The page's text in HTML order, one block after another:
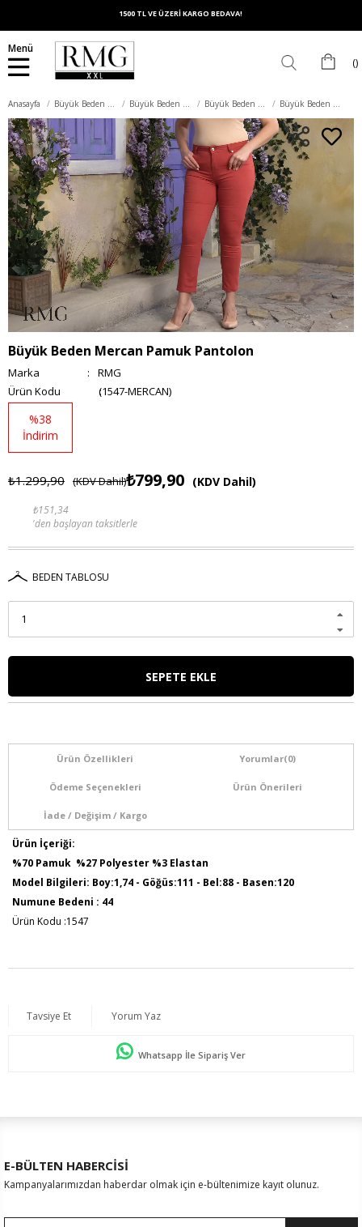
1500 TL VE ÜZERİ KARGO BEDAVA!
Menü
Anasayfa Büyük Beden Alt Giyim Büyük Beden Pantolon Büyük Beden Pamuk Pantolon Büyük Beden Mercan Pamuk Pantolon
Büyük Beden Mercan Pamuk Pantolon
Marka :
RMG
(1547-MERCAN)
%38
İndirim
₺1.299,90 (KDV Dahil)₺799,90 (KDV Dahil)
₺151,34
'den başlayan taksitlerle
BEDEN TABLOSU
Ürün Özellikleri Yorumlar(0)
Ödeme Seçenekleri Ürün Önerileri
İade / Değişim / Kargo
Ürün İçeriği:
%70 Pamuk %27 Polyester %3 Elastan
Model Bilgileri: Boy:1,74 - Göğüs:111 - Bel:88 - Basen:120
Numune Bedeni : 44
Ürün Kodu :1547
Tavsiye Et Yorum Yaz
Whatsapp İle Sipariş Ver
E-BÜLTEN HABERCİSİ
Kampanyalarımızdan haberdar olmak için e-bültenimize kayıt olunuz.